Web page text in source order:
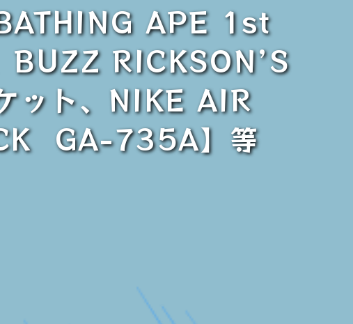
APE 1st
RICKSON’S
ット、NIKE AIR
GA-735A】等